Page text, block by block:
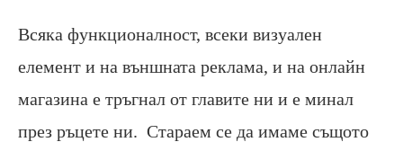
Всяка функционалност, всеки визуален
елемент и на външната реклама, и на онлайн
магазина е тръгнал от главите ни и е минал
през ръцете ни. Стараем се да имаме същото